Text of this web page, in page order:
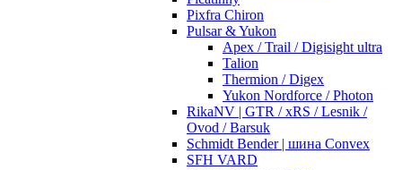
Pixfra Chiron
Pulsar & Yukon
Apex / Trail / Digisight ultra
Talion
Thermion / Digex
Yukon Nordforce / Photon
RikaNV | GTR / xRS / Lesnik /
Ovod / Barsuk
Schmidt Bender | шина Convex
SFH VARD